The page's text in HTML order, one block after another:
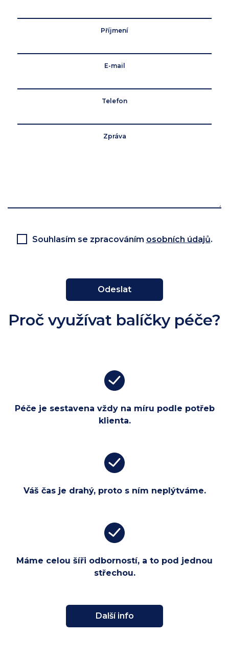
Příjmení
E-mail
Telefon
Zpráva
Souhlasím se zpracováním osobních údajů.
Odeslat
Proč využívat balíčky péče?
Péče je sestavena vždy na míru podle potřeb
klienta.
Váš čas je drahý, proto s ním neplýtváme.
Máme celou šíři odborností, a to pod jednou
střechou.
Další info